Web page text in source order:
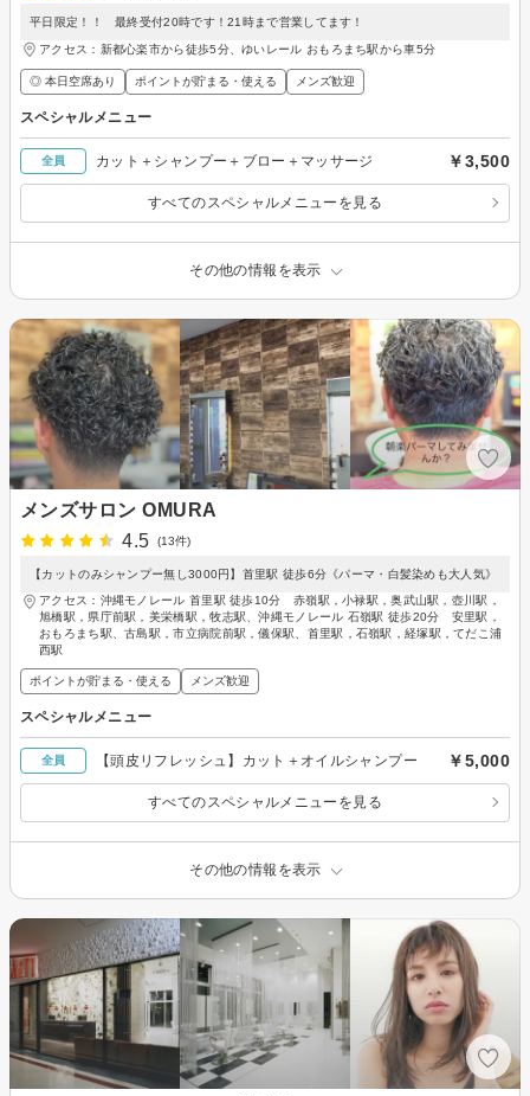
平日限定！！ 最終受付20時です！21時まで営業してます！
アクセス：新都心楽市から徒歩5分、ゆいレール おもろまち駅から車5分
◎ 本日空席あり ポイントが貯まる・使える メンズ歓迎
スペシャルメニュー
全員 カット＋シャンプー＋ブロー＋マッサージ ￥3,500
すべてのスペシャルメニューを見る
その他の情報を表示
メンズサロン OMURA
4.5
(13件)
【カットのみシャンプー無し3000円】首里駅 徒歩6分《パーマ・白髪染めも大人気》
アクセス：沖縄モノレール 首里駅 徒歩10分 赤嶺駅，小禄駅，奥武山駅，壺川駅，
旭橋駅，県庁前駅，美栄橋駅，牧志駅、沖縄モノレール 石嶺駅 徒歩20分 安里駅，
おもろまち駅、古島駅，市立病院前駅，儀保駅、首里駅，石嶺駅，経塚駅，てだこ浦
西駅
ポイントが貯まる・使える メンズ歓迎
スペシャルメニュー
全員 【頭皮リフレッシュ】カット＋オイルシャンプー ￥5,000
すべてのスペシャルメニューを見る
その他の情報を表示